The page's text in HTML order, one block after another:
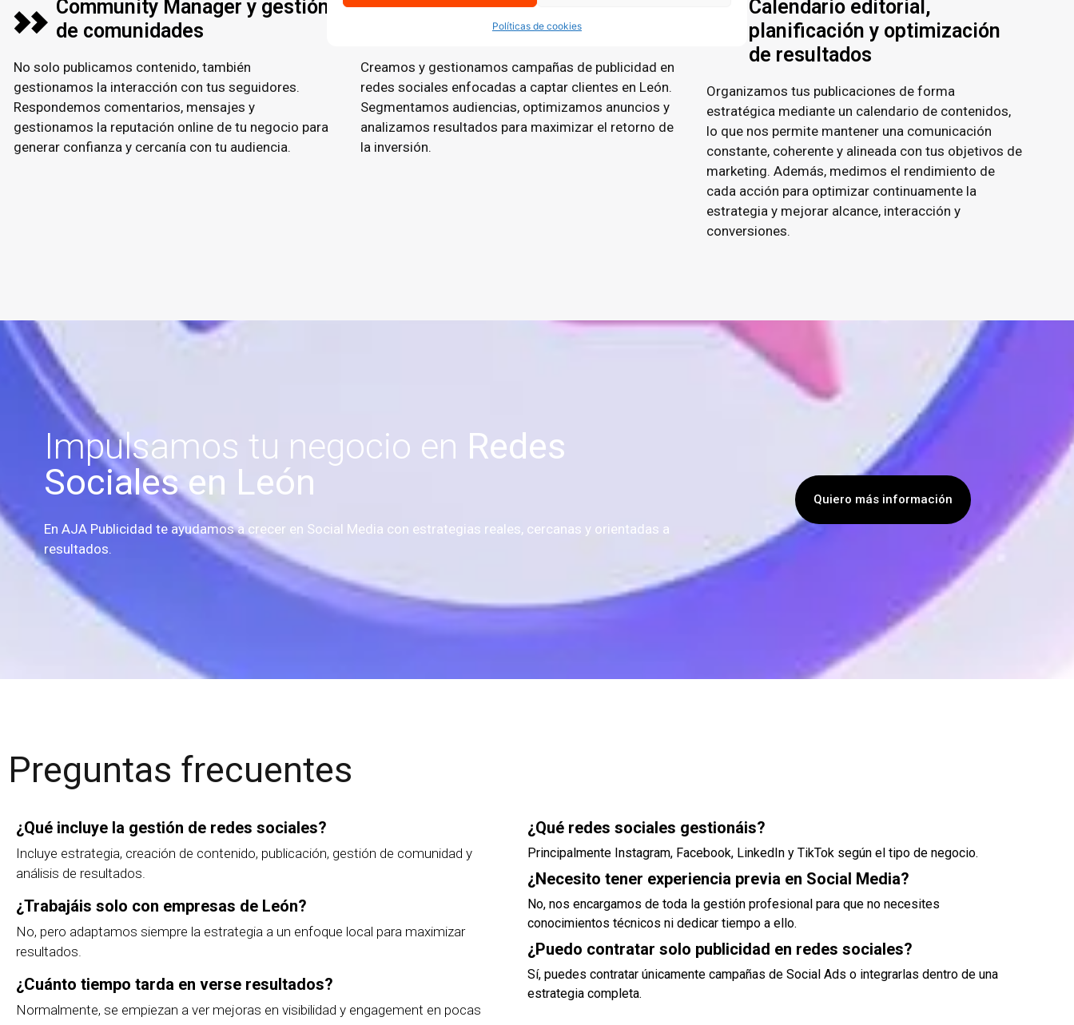
Políticas de cookies
Community Manager y gestión
de comunidades
No solo publicamos contenido, también
gestionamos la interacción con tus seguidores.
Respondemos comentarios, mensajes y
gestionamos la reputación online de tu negocio para
generar confianza y cercanía con tu audiencia.
Publicidad en Redes Sociales
(Social Ads)
Creamos y gestionamos campañas de publicidad en
redes sociales enfocadas a captar clientes en León.
Segmentamos audiencias, optimizamos anuncios y
analizamos resultados para maximizar el retorno de
la inversión.
Calendario editorial,
planificación y optimización
de resultados
Organizamos tus publicaciones de forma
estratégica mediante un calendario de contenidos,
lo que nos permite mantener una comunicación
constante, coherente y alineada con tus objetivos de
marketing. Además, medimos el rendimiento de
cada acción para optimizar continuamente la
estrategia y mejorar alcance, interacción y
conversiones.
Impulsamos tu negocio en Redes
Sociales en León
En AJA Publicidad te ayudamos a crecer en Social Media con estrategias reales, cercanas y orientadas a
resultados.
Quiero más información
Preguntas frecuentes
¿Qué incluye la gestión de redes sociales?
Incluye estrategia, creación de contenido, publicación, gestión de comunidad y
análisis de resultados.
¿Trabajáis solo con empresas de León?
No, pero adaptamos siempre la estrategia a un enfoque local para maximizar
resultados.
¿Cuánto tiempo tarda en verse resultados?
Normalmente, se empiezan a ver mejoras en visibilidad y engagement en pocas
¿Qué redes sociales gestionáis?
Principalmente Instagram, Facebook, LinkedIn y TikTok según el tipo de negocio.
¿Necesito tener experiencia previa en Social Media?
No, nos encargamos de toda la gestión profesional para que no necesites
conocimientos técnicos ni dedicar tiempo a ello.
¿Puedo contratar solo publicidad en redes sociales?
Sí, puedes contratar únicamente campañas de Social Ads o integrarlas dentro de una
estrategia completa.